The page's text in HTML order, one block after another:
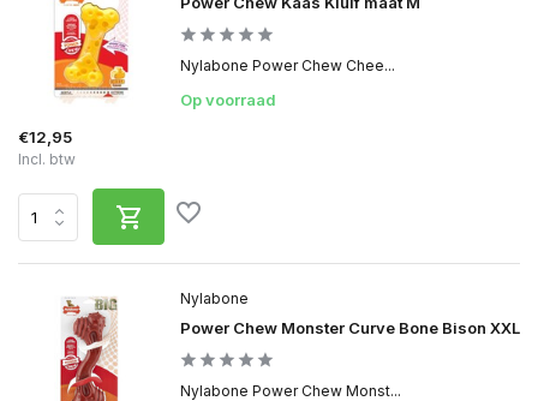
Nylabone
Power Chew Monster Curve Bone Bison XXL
Nylabone Power Chew Monst...
Nylabone Power Chew Chee...
Op voorraad
€12,95
Incl. btw